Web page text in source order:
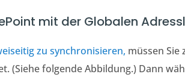
mit der Globalen
zu synchronisieren, müssen Sie
(Siehe folgende Abbildung.) Dann